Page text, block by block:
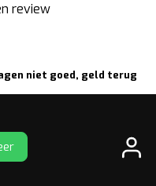
review
niet goed, geld terug